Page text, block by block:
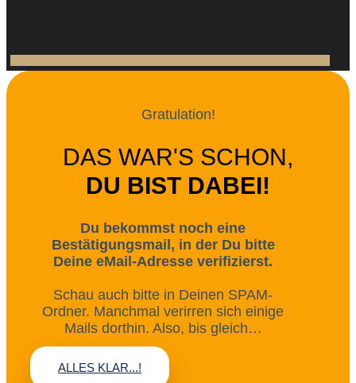
Gratulation!
DAS WAR'S SCHON,
DU BIST DABEI!
Du bekommst noch eine
Bestätigungsmail, in der Du bitte
Deine eMail-Adresse verifizierst.
Schau auch bitte in Deinen SPAM-
Ordner. Manchmal verirren sich einige
Mails dorthin. Also, bis gleich…
ALLES KLAR...!